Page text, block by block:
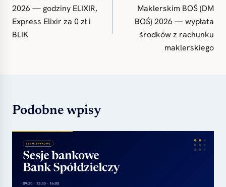
2026 — godziny ELIXIR,
Express Elixir za 0 zł i
BLIK
Maklerskim BOŚ (DM
BOŚ) 2026 — wypłata
środków z rachunku
maklerskiego
Podobne wpisy